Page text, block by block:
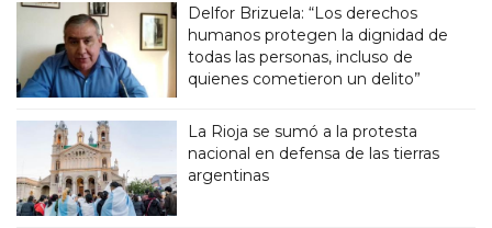
Delfor Brizuela: “Los derechos
humanos protegen la dignidad de
todas las personas, incluso de
quienes cometieron un delito”
La Rioja se sumó a la protesta
nacional en defensa de las tierras
argentinas